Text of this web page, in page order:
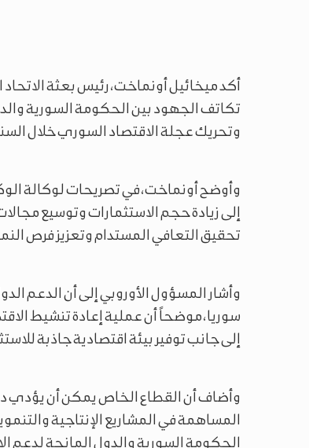
أكد ميخائيل أونماخت، رئيس بعثة الاتحاد
تكاتف الجهود بين الحكومة السورية
وتحريك عجلة الاقتصاد السوري خلال
وأوضح أونماخت، في تصريحات لوكالة
إلى زيادة حجم الاستثمارات وتوسيع
تحقيق التعافي المستدام وتعزيز فرص
وأشار المسؤول الأوروبي إلى أن الدعم
سوريا، موضحاً أن عملية إعادة تنشيط
إلى جانب توفير بيئة اقتصادية جاذبة
وأضاف أن القطاع الخاص يمكن أن يؤدي
المساهمة في المشاريع الإنتاجية
الحكومة السورية والدول المانحة لدعم